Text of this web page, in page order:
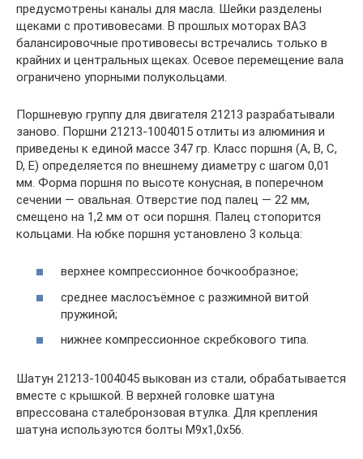
предусмотрены каналы для масла. Шейки разделены
щеками с противовесами. В прошлых моторах ВАЗ
балансировочные противовесы встречались только в
крайних и центральных щеках. Осевое перемещение вала
ограничено упорными полукольцами.
Поршневую группу для двигателя 21213 разрабатывали
заново. Поршни 21213-1004015 отлиты из алюминия и
приведены к единой массе 347 гр. Класс поршня (A, B, C,
D, E) определяется по внешнему диаметру с шагом 0,01
мм. Форма поршня по высоте конусная, в поперечном
сечении — овальная. Отверстие под палец — 22 мм,
смещено на 1,2 мм от оси поршня. Палец стопорится
кольцами. На юбке поршня установлено 3 кольца:
верхнее компрессионное бочкообразное;
среднее маслосъёмное с разжимной витой
пружиной;
нижнее компрессионное скребкового типа.
Шатун 21213-1004045 выкован из стали, обрабатывается
вместе с крышкой. В верхней головке шатуна
впрессована сталебронзовая втулка. Для крепления
шатуна используются болты М9х1,0х56.